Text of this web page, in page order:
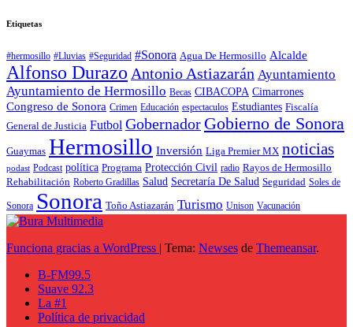
Etiquetas
#hermosillo #Lluvias #Seguridad #Sonora Agua De Hermosillo Alcalde
Alfonso Durazo Antonio Astiazarán Ayuntamiento
Ayuntamiento de Hermosillo Becas CIBACOPA Cimarrones
Congreso de Sonora Crimen Educación espectaculos Estudiantes Fiscalía
General de Justicia Futbol Gobernador Gobierno de Sonora
Guaymas Hermosillo Inversión Liga Premier MX noticias
podast Podcast política Programa Protección Civil radio Rayos de Hermosillo
Rehabilitación Roberto Gradillas Salud Secretaría De Salud Seguridad Soles de
Sonora Sonora Toño Astiazarán Turismo Unison Vacunación
Funciona gracias a WordPress | Tema: Newses de Themeansar.
B-FM99.5
Suave 92.3
La #1
Política de privacidad